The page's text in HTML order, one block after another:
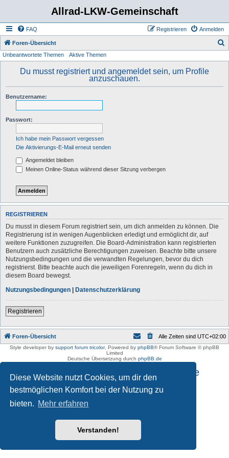
Diese Website nutzt Cookies, um dir den
bestmöglichen Komfort bei der Nutzung zu
bieten. Mehr erfahren
Verstanden!
Allrad-LKW-Gemeinschaft
FAQ Anmelden
Registrieren
Foren-Übersicht
Unbeantwortete Themen Aktive Themen
Du musst registriert und angemeldet sein, um Profile
anzuschauen.
Benutzername:
Passwort:
Ich habe mein Passwort vergessen
Die Aktivierungs-E-Mail erneut senden
Angemeldet bleiben
Meinen Online-Status während dieser Sitzung verbergen
REGISTRIEREN
Du musst in diesem Forum registriert sein, um dich anmelden zu können. Die
Registrierung ist in wenigen Augenblicken erledigt und ermöglicht dir, auf
weitere Funktionen zuzugreifen. Die Board-Administration kann registrierten
Benutzern auch zusätzliche Berechtigungen zuweisen. Beachte bitte unsere
Nutzungsbedingungen und die verwandten Regelungen, bevor du dich
registrierst. Bitte beachte auch die jeweiligen Forenregeln, wenn du dich in
diesem Board bewegst.
Nutzungsbedingungen | Datenschutzerklärung
Registrieren
Foren-Übersicht Alle Zeiten sind UTC+02:00
Style developer by support forum tricolor, Powered by phpBB® Forum Software © phpBB
Limited
Deutsche Übersetzung durch phpBB.de
Impressum und Datenschutzhinweise